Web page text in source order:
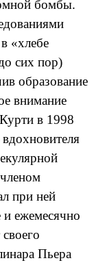
бомбы.
«хлебе
сих пор)
образование
внимание
в 1998
при ней
и ежемесячно
Пьера